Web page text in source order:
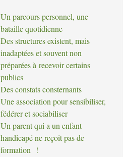
Un parcours personnel, une
bataille quotidienne
Des structures existent, mais
inadaptées et souvent non
préparées à recevoir certains
publics
Des constats consternants
Une association pour sensibiliser,
fédérer et sociabiliser
Un parent qui a un enfant
handicapé ne reçoit pas de
formation
!